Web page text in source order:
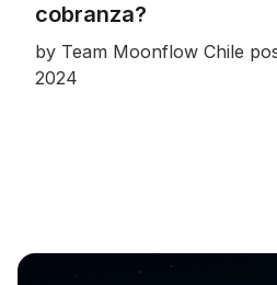
cobranza?
by Team Moonflow Chile
2024